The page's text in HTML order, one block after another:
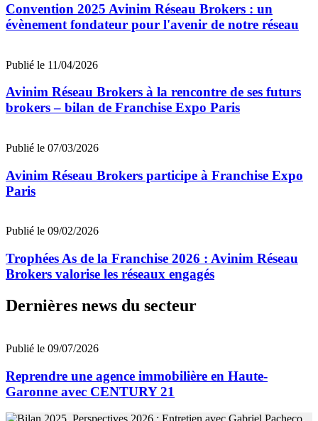
Convention 2025 Avinim Réseau Brokers : un
évènement fondateur pour l'avenir de notre réseau
Publié le 11/04/2026
Avinim Réseau Brokers à la rencontre de ses futurs
brokers – bilan de Franchise Expo Paris
Publié le 07/03/2026
Avinim Réseau Brokers participe à Franchise Expo
Paris
Publié le 09/02/2026
Trophées As de la Franchise 2026 : Avinim Réseau
Brokers valorise les réseaux engagés
Dernières news du secteur
Publié le 09/07/2026
Reprendre une agence immobilière en Haute-
Garonne avec CENTURY 21